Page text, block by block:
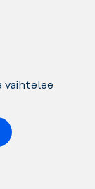
vaihtelee